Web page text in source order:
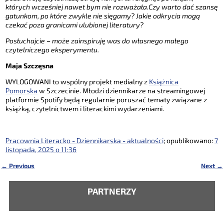
których wcześniej nawet bym nie rozważała.Czy warto dać szansę
gatunkom, po które zwykle nie sięgamy? Jakie odkrycia mogą
czekać poza granicami ulubionej literatury?
Posłuchajcie – może zainspiruję was do własnego małego
czytelniczego eksperymentu.
Maja Szczęsna
WYLOGOWANI to wspólny projekt medialny z Książnica
Pomorska w Szczecinie. Młodzi dziennikarze na streamingowej
platformie Spotify będą regularnie poruszać tematy związane z
książką, czytelnictwem i literackimi wydarzeniami.
Pracownia Literacko - Dziennikarska - aktualności; opublikowano:7
listopada, 2025 o 11:36
← Previous Next →
PARTNERZY